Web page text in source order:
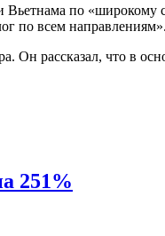
Вьетнама по
по всем направлениям».
рассказал, что в
251%